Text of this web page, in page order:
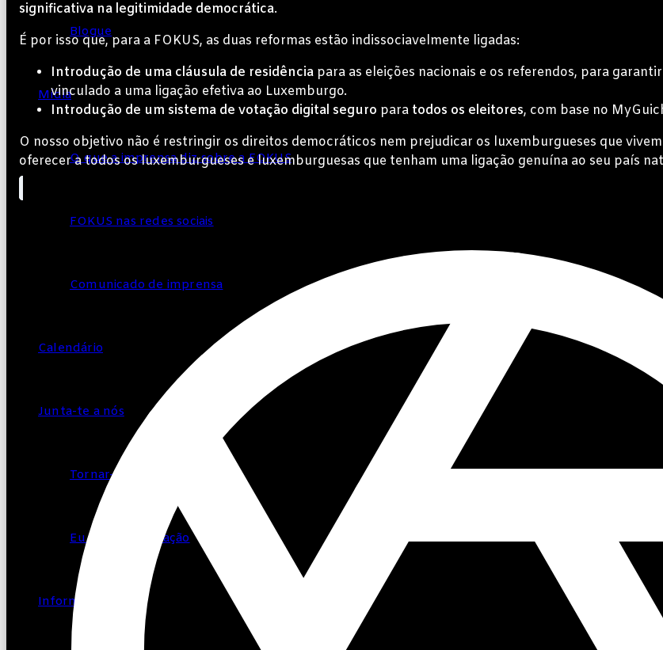
Blogue
Mídia
O que a imprensa diz sobre a FOKUS
FOKUS nas redes sociais
Comunicado de imprensa
Calendário
Junta-te a nós
Tornar-se membro
Eu faço uma doação
Informação
significativa na legitimidade democrática.
É por isso que, para a FOKUS, as duas reformas estão indissociavelmente ligadas:
Introdução de uma cláusula de residência para as eleições nacionais e os referendos, para
vinculado a uma ligação efetiva ao Luxemburgo.
Introdução de um sistema de votação digital seguro para todos os eleitores, com base no
O nosso objetivo não é restringir os direitos democráticos nem prejudicar os luxemburgueses que
oferecer a todos os luxemburgueses e luxemburguesas que tenham uma ligação genuína ao seu país